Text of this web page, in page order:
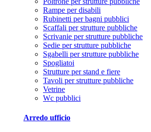
Rampe per disabili
Rubinetti per bagni pubblici
Scaffali per strutture pubbliche
Scrivanie per strutture pubbliche
Sedie per strutture pubbliche
Sgabelli per strutture pubbliche
Spogliatoi
Strutture per stand e fiere
Tavoli per strutture pubbliche
Vetrine
Wc pubblici
Arredo ufficio